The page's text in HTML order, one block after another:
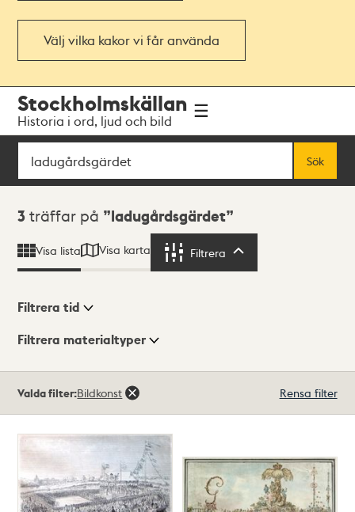
Välj vilka kakor vi får använda
navigationen
huvudinnehållet
Stockholmskällan
Historia i ord, ljud och bild
Sök
Sök
Sökresultat
3 träffar på ladugårdsgärdet
Visa lista Visa karta Filtrera
Visningsläge
Filtrera tid
Filtrera materialtyper
träffar
Valda filter:Bildkonst Rensa filter